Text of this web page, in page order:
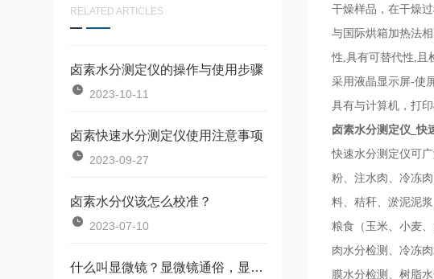
RELATED ARTICLES
卤素水分测定仪的操作与使用步骤
2023-10-11
卤素快速水分测定仪使用注意事项
2023-09-27
卤素水分仪该怎么校准？
2023-07-10
什么叫显微镜？显微镜通俗，显微镜分类，显微镜厂家
干燥样品，在干燥
与国际烘箱加热法
性,具有可替代性,且
采用液晶显示屏-使
具有与计算机，打
卤素水分测定仪_快
快速水分测定仪可
粉、注水肉、冷冻
料、秸秆、淤泥泥
粮食（玉米、小麦
肉水分检测、冷冻
膜水分检测、树脂